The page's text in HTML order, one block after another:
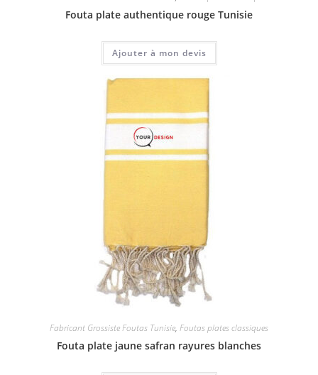
Fouta plate authentique rouge Tunisie
Ajouter à mon devis
Fabricant Grossiste Foutas Tunisie, Foutas plates classiques
Fouta plate jaune safran rayures blanches